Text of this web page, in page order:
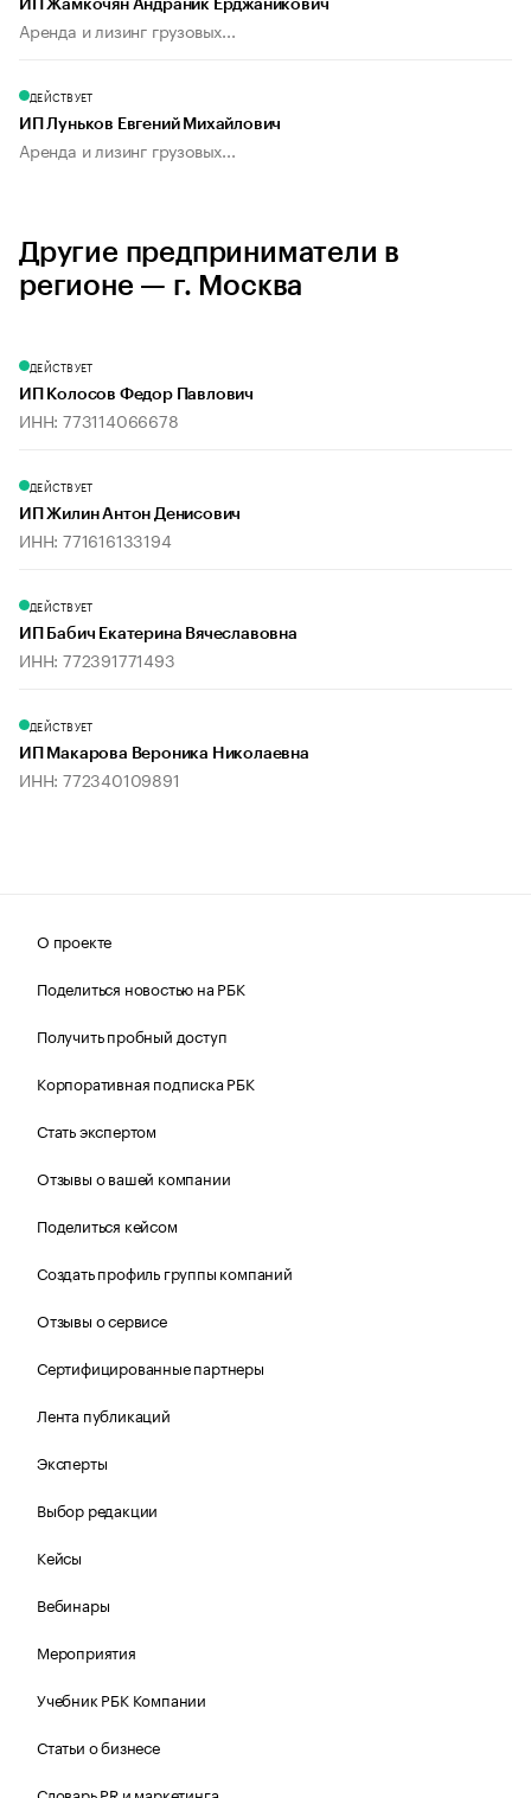
ИП Жамкочян Андраник Ерджаникович
Аренда и лизинг грузовых...
ДЕЙСТВУЕТ
ИП Луньков Евгений Михайлович
Аренда и лизинг грузовых...
Другие предприниматели в
регионе — г. Москва
ДЕЙСТВУЕТ
ИП Колосов Федор Павлович
ИНН: 773114066678
ДЕЙСТВУЕТ
ИП Жилин Антон Денисович
ИНН: 771616133194
ДЕЙСТВУЕТ
ИП Бабич Екатерина Вячеславовна
ИНН: 772391771493
ДЕЙСТВУЕТ
ИП Макарова Вероника Николаевна
ИНН: 772340109891
О проекте
Поделиться новостью на РБК
Получить пробный доступ
Корпоративная подписка РБК
Стать экспертом
Отзывы о вашей компании
Поделиться кейсом
Создать профиль группы компаний
Отзывы о сервисе
Сертифицированные партнеры
Лента публикаций
Эксперты
Выбор редакции
Кейсы
Вебинары
Мероприятия
Учебник РБК Компании
Статьи о бизнесе